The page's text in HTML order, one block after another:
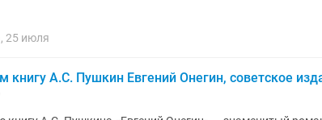
25 июля
книгу А.С. Пушкин Евгений Онегин, советское